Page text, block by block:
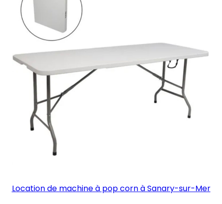
Location de machine à pop corn à Sanary-sur-Mer